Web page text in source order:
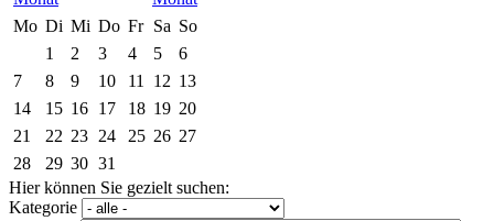
Mo Di Mi Do Fr Sa So
1
2 3 4 5
6
7
8 9 10 11 12 13
14
15 16 17 18 19 20
21
22 23 24 25 26 27
28
29 30 31
Hier können Sie gezielt suchen:
Kategorie